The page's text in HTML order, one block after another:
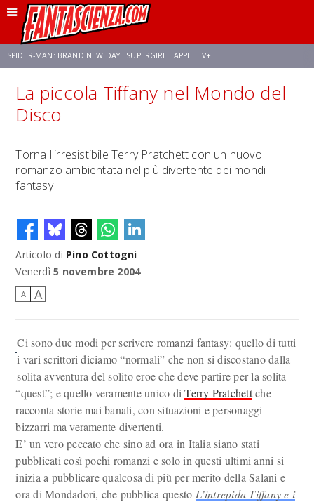
SPIDER-MAN: BRAND NEW DAY SUPERGIRL APPLE TV+
FRANCO RICCIARDIELLO ZENDAYA STAR TREK AVENGERS: DOOMSDAY
La piccola Tiffany nel Mondo del
Disco
Torna l'irresistibile Terry Pratchett con un nuovo
romanzo ambientata nel più divertente dei mondi
fantasy
Articolo di Pino Cottogni
Venerdì 5 novembre 2004
A A
Ci sono due modi per scrivere romanzi fantasy: quello di tutti
i vari scrittori diciamo “normali” che non si discostano dalla
solita avventura del solito eroe che deve partire per la solita
“quest”; e quello veramente unico diTerry Pratchettche
racconta storie mai banali, con situazioni e personaggi
bizzarri ma veramente divertenti.
E’ un vero peccato che sino ad ora in Italia siano stati
pubblicati così pochi romanzi e solo in questi ultimi anni si
inizia a pubblicare qualcosa di più per merito della Salani e
ora di Mondadori, che pubblica questo L’intrepida Tiffany e i